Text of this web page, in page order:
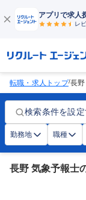
アプリで求人
レ
転職・求人トップ/長
検索条件を設定
勤務地 職種
長野 気象予報士